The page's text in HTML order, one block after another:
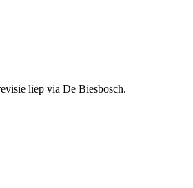
liep via De Biesbosch.